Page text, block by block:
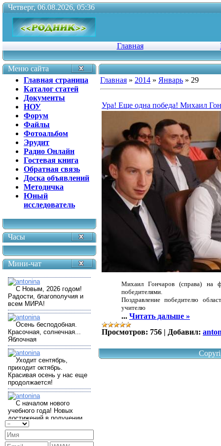
Четверг, 06.08.2026, 05:36
Главная
Меню сайта
Главная страница
Каталог статей
Документы
НОУ
Форум
Файлы
Фотоальбом
Эрудит
Радио Онлайн
Гостевая книга
Обратная связь
Доска объявлений
Методичка
Юный
исследователь
Часы
Мини-чат
Главная » 2014 » Январь » 29
Ура! Еще одна победа! Михаил
Михаил Гончаров (справа) на
победителями.
Поздравление победителю
учителю
... Читать дальше »
Просмотров: 756 | Добавил: